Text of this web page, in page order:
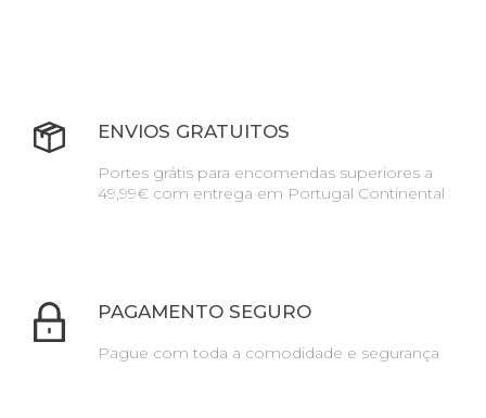
ENVIOS GRATUITOS
Portes grátis para encomendas superiores a
49,99€ com entrega em Portugal Continental
PAGAMENTO SEGURO
Pague com toda a comodidade e segurança